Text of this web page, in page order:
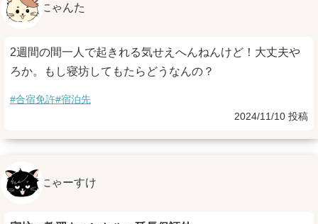
にゃんた
2週間の間一人で起きれる気せえへんねんけど！大丈夫や
ろか。もし寝坊してもたらどうなんの？
#合宿免許#宿泊先
2024/11/10 投稿
にゃーすけ